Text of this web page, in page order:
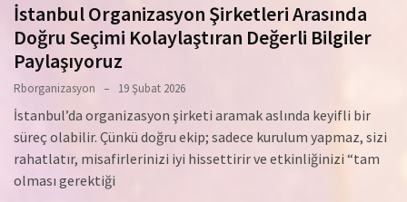
İstanbul Organizasyon Şirketleri Arasında
Doğru Seçimi Kolaylaştıran Değerli Bilgiler
Paylaşıyoruz
Rborganizasyon 19 Şubat 2026
İstanbul’da organizasyon şirketi aramak aslında keyifli bir
süreç olabilir. Çünkü doğru ekip; sadece kurulum yapmaz, sizi
rahatlatır, misafirlerinizi iyi hissettirir ve etkinliğinizi “tam
olması gerektiği